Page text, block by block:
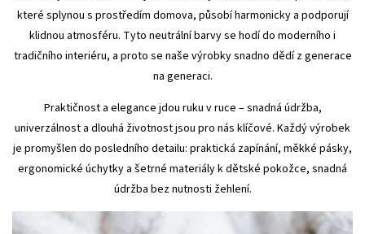
které splynou s prostředím domova, působí harmonicky a podporují
klidnou atmosféru. Tyto neutrální barvy se hodí do moderního i
tradičního interiéru, a proto se naše výrobky snadno dědí z generace
na generaci.
Praktičnost a elegance jdou ruku v ruce – snadná údržba,
univerzálnost a dlouhá životnost jsou pro nás klíčové. Každý výrobek
je promyšlen do posledního detailu: praktická zapínání, měkké pásky,
ergonomické úchytky a šetrné materiály k dětské pokožce, snadná
údržba bez nutnosti žehlení.